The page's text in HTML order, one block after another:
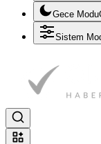
Gece Modu
Sistem